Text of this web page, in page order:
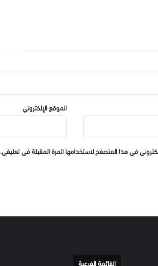
الموقع الإلكتروني
في هذا المتصفح لاستخدامها المرة المقبلة في تعليقي.
القائمة الفرعية